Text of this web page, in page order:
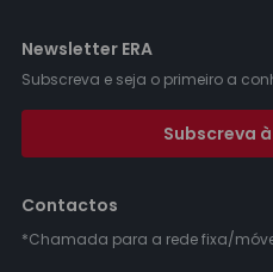
Newsletter ERA
Subscreva e seja o primeiro a
Subscreva
Contactos
*Chamada para a rede fixa/